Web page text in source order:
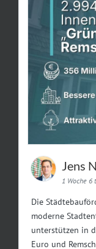
Jens
1 Woche 6
Die
moderne
unterstützen in
Euro und